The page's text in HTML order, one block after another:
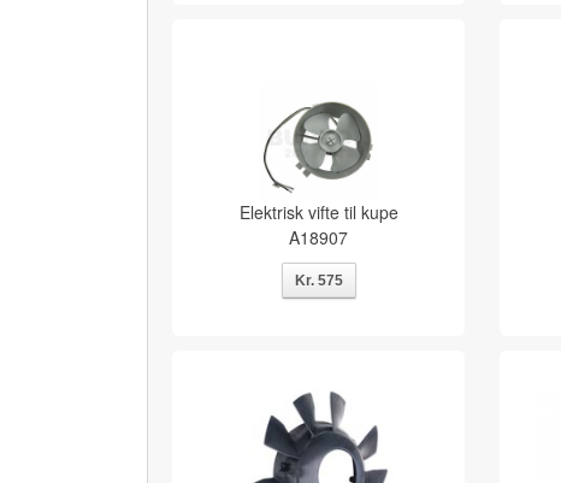
Elektrisk vifte til kupe
A18907